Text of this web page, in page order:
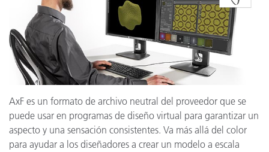
AxF es un formato de archivo neutral del proveedor que se
puede usar en programas de diseño virtual para garantizar un
aspecto y una sensación consistentes. Va más allá del color
para ayudar a los diseñadores a crear un modelo a escala